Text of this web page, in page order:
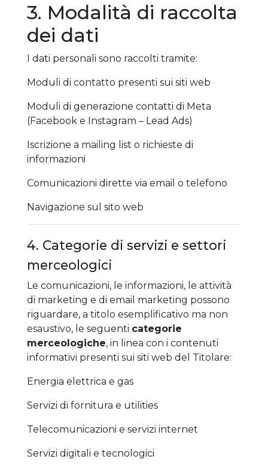
3. Modalità di raccolta
dei dati
I dati personali sono raccolti tramite:
Moduli di contatto presenti sui siti web
Moduli di generazione contatti di Meta
(Facebook e Instagram – Lead Ads)
Iscrizione a mailing list o richieste di
informazioni
Comunicazioni dirette via email o telefono
Navigazione sul sito web
4. Categorie di servizi e settori
merceologici
Le comunicazioni, le informazioni, le attività
di marketing e di email marketing possono
riguardare, a titolo esemplificativo ma non
esaustivo, le seguenti categorie
merceologiche, in linea con i contenuti
informativi presenti sui siti web del Titolare:
Energia elettrica e gas
Servizi di fornitura e utilities
Telecomunicazioni e servizi internet
Servizi digitali e tecnologici